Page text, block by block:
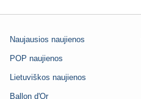
Naujausios naujienos
POP naujienos
Lietuviškos naujienos
Ballon d'Or